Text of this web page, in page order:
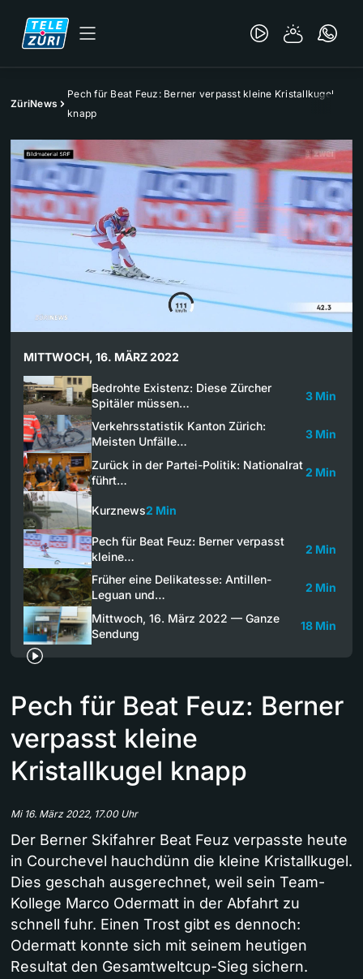
ZüriNews
Pech für Beat Feuz: Berner verpasst kleine Kristallkugel
knapp
MITTWOCH, 16. MÄRZ 2022
Bedrohte Existenz: Diese Zürcher
Spitäler müssen…
3 Min
Verkehrsstatistik Kanton Zürich:
Meisten Unfälle…
3 Min
Zurück in der Partei-Politik: Nationalrat
führt…
2 Min
Kurznews2 Min
Pech für Beat Feuz: Berner verpasst
kleine…
2 Min
Früher eine Delikatesse: Antillen-
Leguan und…
2 Min
Mittwoch, 16. März 2022 — Ganze
Sendung
18 Min
Pech für Beat Feuz: Berner
verpasst kleine
Kristallkugel knapp
Mi 16. März 2022, 17.00 Uhr
Der Berner Skifahrer Beat Feuz verpasste heute
in Courchevel hauchdünn die kleine Kristallkugel.
Dies geschah ausgerechnet, weil sein Team-
Kollege Marco Odermatt in der Abfahrt zu
schnell fuhr. Einen Trost gibt es dennoch:
Odermatt konnte sich mit seinem heutigen
Resultat den Gesamtweltcup-Sieg sichern.